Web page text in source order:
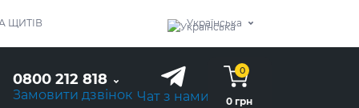
ЩИТІВ Українська
0800 212 818
Замовити дзвінок Чат з нами
0
0 грн